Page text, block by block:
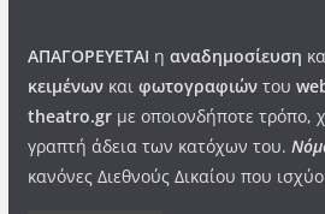
ΑΠΑΓΟΡΕΥΕΤΑΙ η αναδημοσίευση
κειμένωνκαι φωτογραφιώντου
theatro.grμε οποιονδήποτε τρόπο,
γραπτή άδεια των κατόχων του.
κανόνες Διεθνούς Δικαίου που